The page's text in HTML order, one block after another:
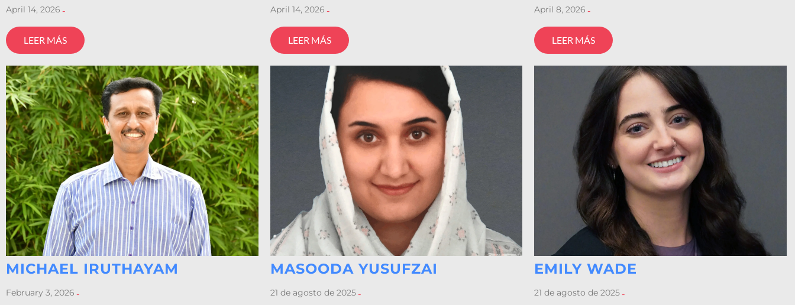
April 14, 2026 -
LEER MÁS
April 14, 2026 -
LEER MÁS
April 8, 2026 -
LEER MÁS
MICHAEL IRUTHAYAM
February 3, 2026 -
MASOODA YUSUFZAI
21 de agosto de 2025-
EMILY WADE
21 de agosto de 2025-